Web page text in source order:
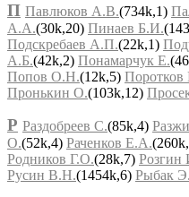
П Павлюков А.В.(734k,1)
А.А.(30k,20) Пинаев Б.И.
Подскребаев А.П.(22k,1)
А.Б.(42k,2) Понамарчук Е.
Попов О.Н.(12k,5)
Пронькин О.(103k,12)
Р Раздобреев С.(85k,4)
О.(52k,4) Раченков Е.А.
Родников Г.О.(28k,7) Розгин
Русин В.Н.(1454k,6) Рыбак